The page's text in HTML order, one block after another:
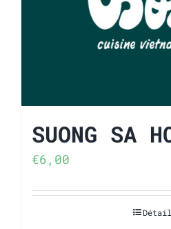
SUONG SA
€6,00